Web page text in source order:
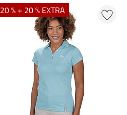
20 % + 20 % EXTRA